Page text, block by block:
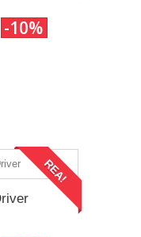
-10%
REA!